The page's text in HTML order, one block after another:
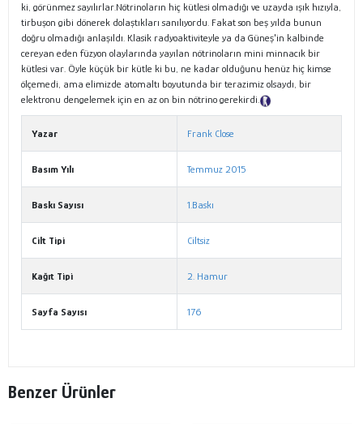
ki, görünmez sayılırlar.Nötrinoların hiç kütlesi olmadığı ve uzayda ışık hızıyla,
tirbuşon gibi dönerek dolaştıkları sanılıyordu. Fakat son beş yılda bunun
doğru olmadığı anlaşıldı. Klasik radyoaktiviteyle ya da Güneş'in kalbinde
cereyan eden füzyon olaylarında yayılan nötrinoların mini minnacık bir
kütlesi var. Öyle küçük bir kütle ki bu, ne kadar olduğunu henüz hiç kimse
ölçemedi, ama elimizde atomaltı boyutunda bir terazimiz olsaydı, bir
elektronu dengelemek için en az on bin nötrino gerekirdi.
Yazar Frank Close
Basım Yılı Temmuz 2015
Baskı Sayısı 1.Baskı
Cilt Tipi Ciltsiz
Kağıt Tipi 2. Hamur
Sayfa Sayısı 176
Benzer Ürünler